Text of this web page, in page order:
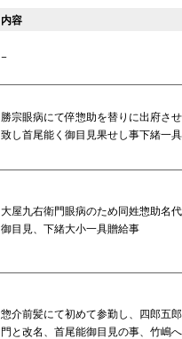
内容
−
勝宗眼病にて倅惣助を替りに出府さ
致し首尾能く御目見果せし事下緒
大屋九右衛門眼病のため同姓惣助名
御目見、下緒大小一具贈給事
惣介前髪にて初めて参勤し、四郎五
門と改名、首尾能御目見の事、竹嶋